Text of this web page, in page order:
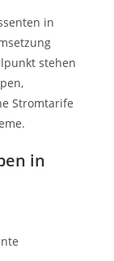
in
stehen
Stromtarife
in